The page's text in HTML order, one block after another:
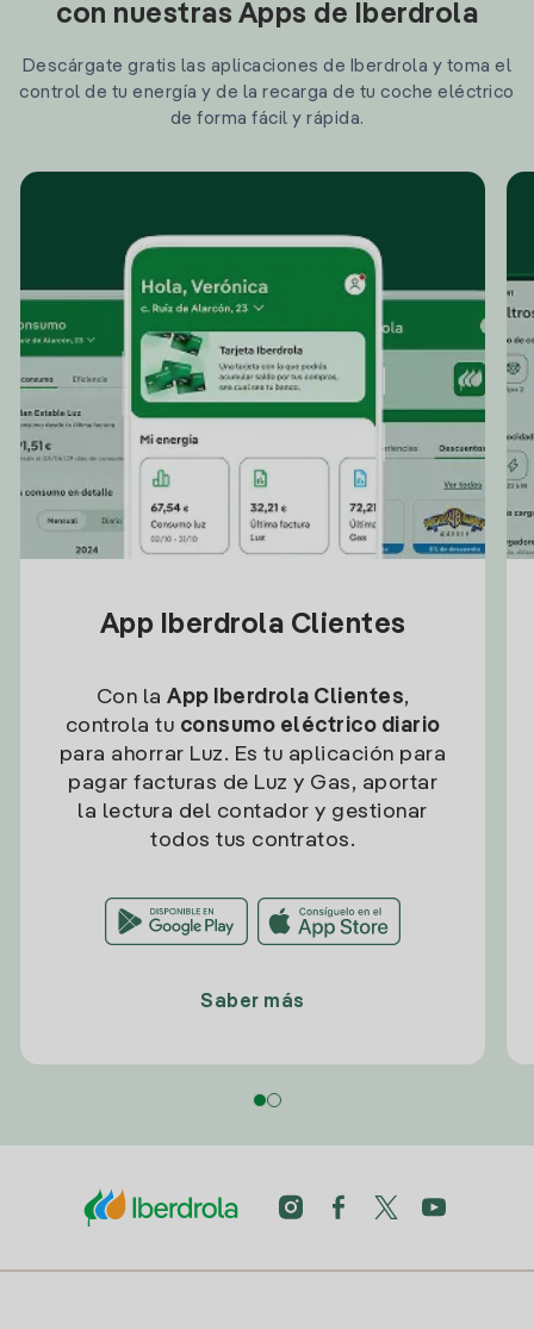
con nuestras Apps de Iberdrola
Descárgate gratis las aplicaciones de Iberdrola y toma el
control de tu energía y de la recarga de tu coche eléctrico
de forma fácil y rápida.
App Iberdrola Clientes
Con la App Iberdrola Clientes,
controla tu consumo eléctrico diario
para ahorrar Luz. Es tu aplicación para
pagar facturas de Luz y Gas, aportar
la lectura del contador y gestionar
todos tus contratos.
Saber más